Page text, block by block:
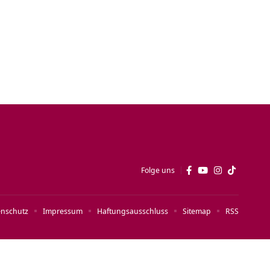
Folge uns
Impressum Haftungsausschluss Sitemap RSS